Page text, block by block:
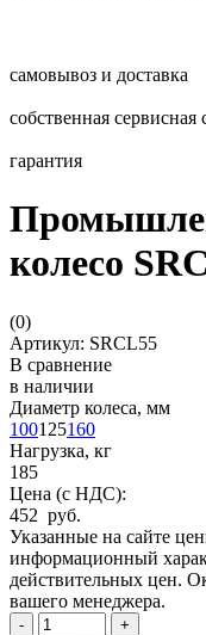
самовывоз и доставка
собственная сервисная
гарантия
колесо
(0)
Артикул: SRCL55
В сравнение
в наличии
Диаметр колеса, мм
100125160
Нагрузка, кг
185
Цена (с НДС):
452 руб.
Указанные на сайте
информационный
действительных цен.
вашего менеджера.
- +